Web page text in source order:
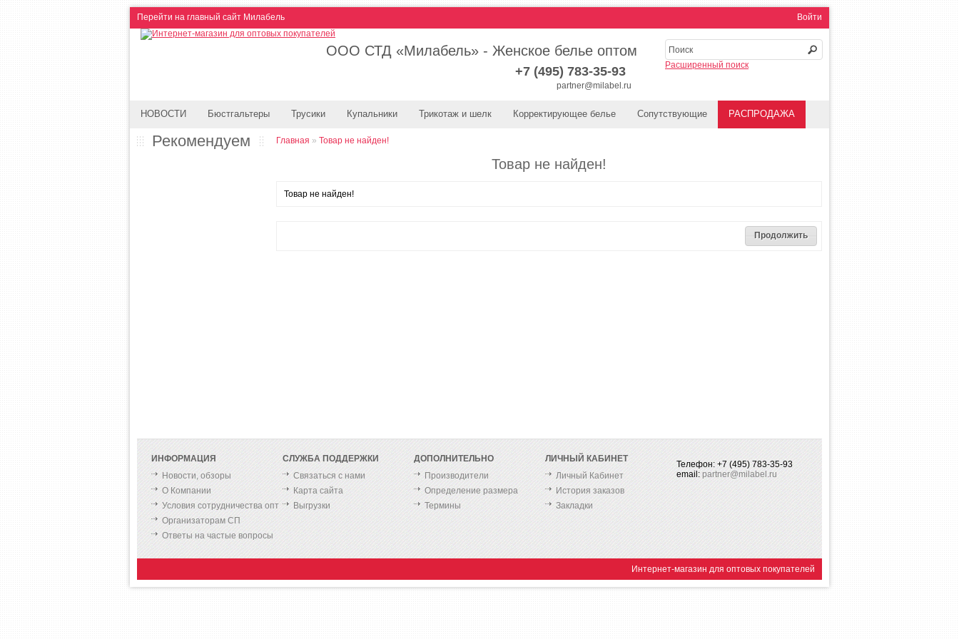
Перейти на главный сайт Милабель Войти
ООО СТД «Милабель» - Женское белье оптом
Расширенный поиск
+7 (495) 783-35-93
partner@milabel.ru
НОВОСТИ Бюстгальтеры Трусики Купальники Трикотаж и шелк Корректирующее белье Сопутствующие РАСПРОДАЖА
Рекомендуем Главная » Товар не найден!
Товар не найден!
Товар не найден!
Продолжить
ИНФОРМАЦИЯ
Новости, обзоры
О Компании
Условия сотрудничества опт
Организаторам СП
Ответы на частые вопросы
СЛУЖБА ПОДДЕРЖКИ
Связаться с нами
Карта сайта
Выгрузки
ДОПОЛНИТЕЛЬНО
Производители
Определение размера
Термины
ЛИЧНЫЙ КАБИНЕТ
Личный Кабинет
История заказов
Закладки
Телефон: +7 (495) 783-35-93
email: partner@milabel.ru
Интернет-магазин для оптовых покупателей